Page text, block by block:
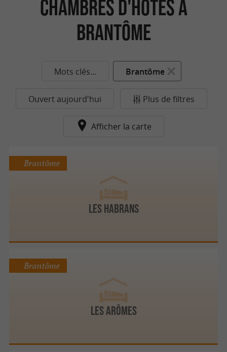
Chambres d'Hôtes à
Brantôme
Mots clés... Brantôme
Ouvert aujourd'hui Plus de filtres
Afficher la carte
Les Habrans
Brantôme
Les Arômes
Brantôme